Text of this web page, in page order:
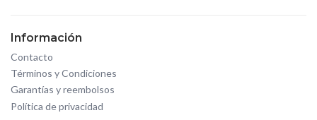
Información
Contacto
Términos y Condiciones
Garantías y reembolsos
Política de privacidad